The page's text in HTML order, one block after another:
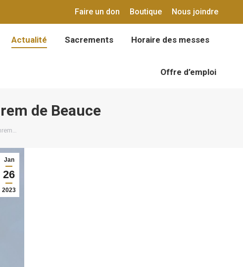
Faire un don Boutique Nous joindre
Actualité Sacrements Horaire des messes
Offre d’emploi
de Beauce
Jan
26
2023
Sacrements Horaire des messes